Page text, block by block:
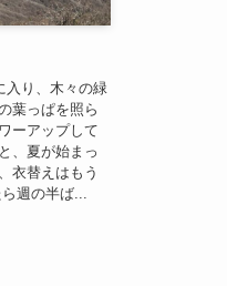
入り、木々の緑
葉っぱを照ら
ーアップして
、夏が始まっ
衣替えはもう
週の半ば...